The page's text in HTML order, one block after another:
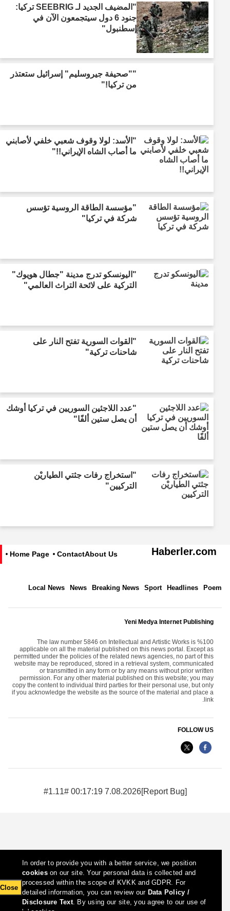
"المضيف الجديد لـ SEEBRIG تركيا:
جنود 6 دول سيتجمعون الآن في
إسطنبول"
""صحيفة جيروسليم" إسرائيل ستعتذر
من تركيا!"
"الأسد: لولا وقوف شعبي خلفي لأصابني
ما أصاب الشاه الإيراني!!"
"مؤسسة الطاقة الروسية تؤسس
شركة في تركيا"
"اليونسكو تدرج مدينة "جطال هويوك"
التركية على لائحة التراث العالمي"
"القوات السورية تفتح النار على
شاحنات تركية"
"عدد اللاجئين السوريين في تركيا أوشك
أن يصل ستين ألفًا"
"استخراج رفات جثتي الطياريْن
التركيين"
Haberler.com
About Us
Contact
Home Page
Poem
Headlines
Sport
Breaking News
News
Local News
Yeni Medya Internet Publishing
The law number 5846 on Intellectual and Artistic Works is %100
applicable on all the material published on this news portal. Except as
permitted under the policies of the related news agencies, no part of this
website may be reproduced, stored in a retrieval system, communicated
or transmitted in any form or by any means without prior written
permission. For any other material published on this website; you may
copy the content to individual third parties for their personal use, but only
if you acknowledge the website as the source of the material and place a
link.
FOLLOW US
7.08.2026 00:17:19 #1.11#
In order to provide you with a better service, we position
cookieson our site. Your personal data is collected and
processed within the scope of KVKK and GDPR. For
detailed information, you can review ourData Policy /
Disclosure Text. By using our site, you agree to our use of
Close